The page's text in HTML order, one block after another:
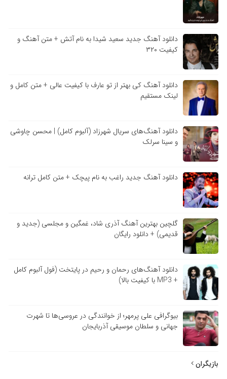
دانلود آهنگ جدید سعید شیدا به نام آتش + متن آهنگ و
کیفیت ۳۲۰
دانلود آهنگ کی بهتر از تو عارف با کیفیت عالی + متن کامل و
لینک مستقیم
دانلود آهنگ‌های سریال شهرزاد (آلبوم کامل) | محسن چاوشی
و سینا سرلک
دانلود آهنگ جدید راغب به نام پیچک + متن کامل ترانه
گلچین بهترین آهنگ آذری شاد، غمگین و مجلسی (جدید و
قدیمی) + دانلود رایگان
دانلود آهنگ‌های رحمان و رحیم در پایتخت (فول آلبوم کامل
+ MP3 با کیفیت بالا)
بیوگرافی علی پرمهر؛ از خوانندگی در عروسی‌ها تا شهرت
جهانی و سلطان موسیقی آذربایجان
بازیگران